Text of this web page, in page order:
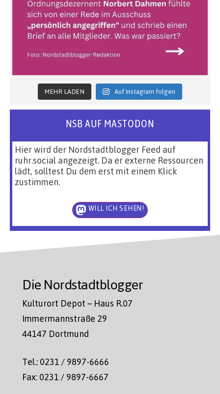
MEHR LADEN Auf Instagram folgen
NSB AUF MASTODON
Hier wird der Nordstadtblogger Feed auf
ruhr.social angezeigt. Da er externe Ressourcen
lädt, solltest Du dem erst mit einem Klick
zustimmen.
WILL ICH SEHEN!
Die Nordstadtblogger
Kulturort Depot – Haus R.07
Immermannstraße 29
44147 Dortmund
Tel.: 0231 / 9897-6666
Fax: 0231 / 9897-6667